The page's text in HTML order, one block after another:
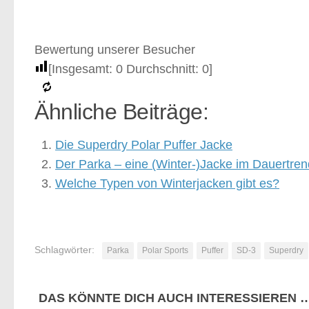
Bewertung unserer Besucher
[Insgesamt: 0 Durchschnitt: 0]
Ähnliche Beiträge:
Die Superdry Polar Puffer Jacke
Der Parka – eine (Winter-)Jacke im
Welche Typen von Winterjacken gibt es?
Schlagwörter: Parka Polar Sports Puffer SD-3 Superdry
DAS KÖNNTE DICH AUCH INTERESSIEREN